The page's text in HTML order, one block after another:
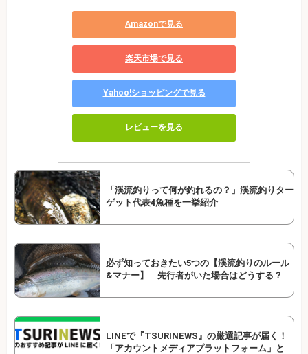
Amazonで見る
楽天市場で見る
Yahoo!ショッピングで見る
レビューを見る
「渓流釣りって何が釣れるの？」渓流釣りター
ゲット代表4魚種を一挙紹介
必ず知っておきたい5つの【渓流釣りのルール
&マナー】 先行者がいた場合はどうする？
LINEで『TSURINEWS』の厳選記事が届く！
「アカウントメディアプラットフォーム」と